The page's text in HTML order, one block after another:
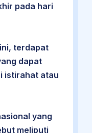
pada hari
terdapat
dapat
istirahat atau
yang
meliputi